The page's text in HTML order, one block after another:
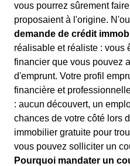
vous pourrez sûrement
proposaient à l'origine.
demande de crédit
réalisable et réaliste : vous
financier que vous pouvez
d'emprunt. Votre profil
financière et
: aucun découvert, un
chances de votre côté lors
immobilier gratuite pour
vous pouvez solliciter un
Pourquoi mandater un